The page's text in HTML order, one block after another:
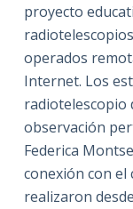
proyecto
operados
Internet. Los
radiotelescopio
observación
Federica
conexión con el
realizaron